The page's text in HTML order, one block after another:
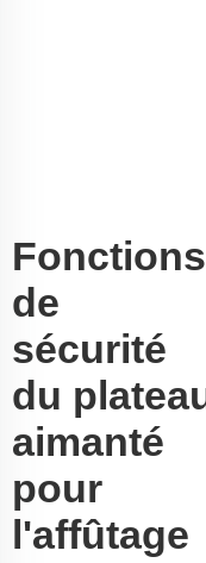
Fonctions
de
sécurité
du
aimanté
pour
l'affûtage